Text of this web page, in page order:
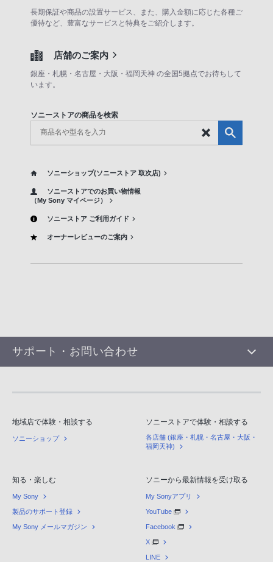
長期保証や商品の設置サービス、また、購入金額に応じた各種ご
優待など、豊富なサービスと特典をご紹介します。
店舗のご案内
銀座・札幌・名古屋・大阪・福岡天神 の全国5拠点でお待ちして
います。
ソニーストアの商品を検索
ソニーショップ(ソニーストア 取次店)
ソニーストアでのお買い物情報
（My Sony マイページ）
ソニーストア ご利用ガイド
オーナーレビューのご案内
サポート・お問い合わせ
地域店で体験・相談する
ソニーショップ
ソニーストアで体験・相談する
各店舗 (銀座・札幌・名古屋・大阪・
福岡天神)
知る・楽しむ
My Sony
製品のサポート登録
My Sony メールマガジン
ソニーから最新情報を受け取る
My Sonyアプリ
YouTube
Facebook
X
LINE